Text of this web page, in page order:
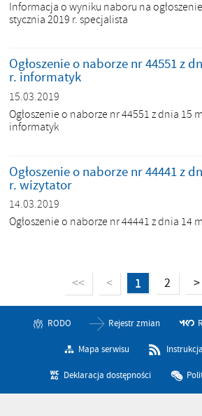
Informacja o wyniku naboru na
stycznia 2019 r. specjalista
Ogłoszenie o naborze nr 44551 z
r. informatyk
15.03.2019
Ogłoszenie o naborze nr 44551 z dnia 15
informatyk
Ogłoszenie o naborze nr 44441 z
r. wizytator
14.03.2019
Ogłoszenie o naborze nr 44441 z dnia 14
<< < 1 2 >
RODO Rejestr zmian
Mapa serwisu
Deklaracja dostępności